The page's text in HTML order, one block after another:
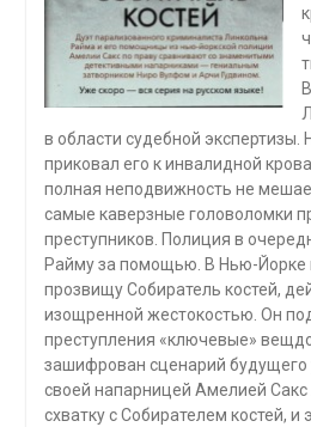
в области судебной экспертизы.
приковал его к инвалидной
полная неподвижность не
самые каверзные головоломки
преступников. Полиция в
Райму за помощью. В Нью-Йорке
прозвищу Собиратель костей,
изощренной жестокостью. Он
преступления «ключевые»
зашифрован сценарий будущего
своей напарницей Амелией Сакс
схватку с Собирателем костей, и